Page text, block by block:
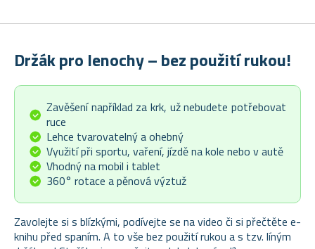
Držák pro lenochy – bez použití rukou!
Zavěšení například za krk, už nebudete potřebovat
ruce
Lehce tvarovatelný a ohebný
Využití při sportu, vaření, jízdě na kole nebo v autě
Vhodný na mobil i tablet
360° rotace a pěnová výztuž
Zavolejte si s blízkými, podívejte se na video či si přečtěte e-
knihu před spaním. A to vše bez použití rukou a s tzv. líným